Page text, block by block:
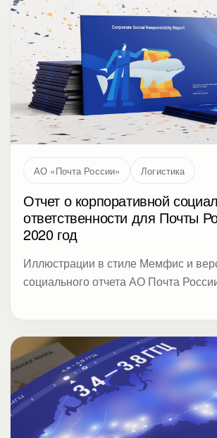
АО «Почта России» Логистика
Отчет о корпоративной
ответственности для Почты
2020 год
Ивенты Консалтинг